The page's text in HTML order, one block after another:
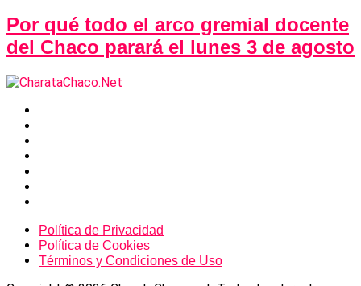
Por qué todo el arco gremial docente
del Chaco parará el lunes 3 de agosto
Política de Privacidad
Política de Cookies
Términos y Condiciones de Uso